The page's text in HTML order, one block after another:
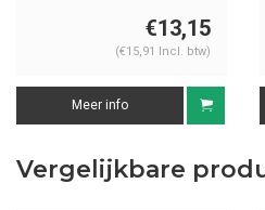
€13,15
(€15,91 Incl. btw)
Meer info
Vergelijkbare